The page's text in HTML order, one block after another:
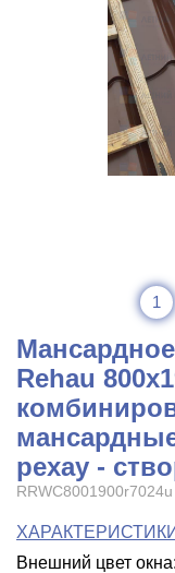
1
Rehau
рехау -
RRWC8001900r7024u
ХАРАКТЕРИСТИКИ
Внешний цвет